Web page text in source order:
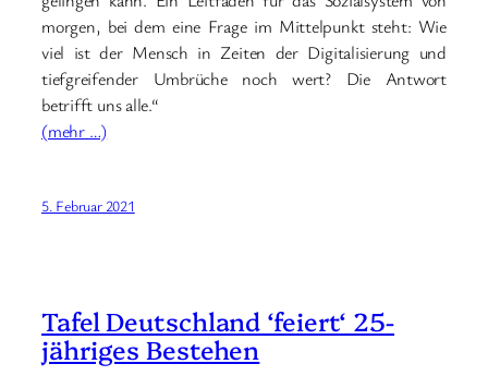
morgen, bei dem eine Frage im Mittelpunkt steht: Wie
viel ist der Mensch in Zeiten der Digitalisierung und
tiefgreifender Umbrüche noch wert? Die Antwort
betrifft uns alle.“
(mehr …)
5. Februar 2021
Tafel Deutschland ‘feiert‘ 25-
jähriges Bestehen